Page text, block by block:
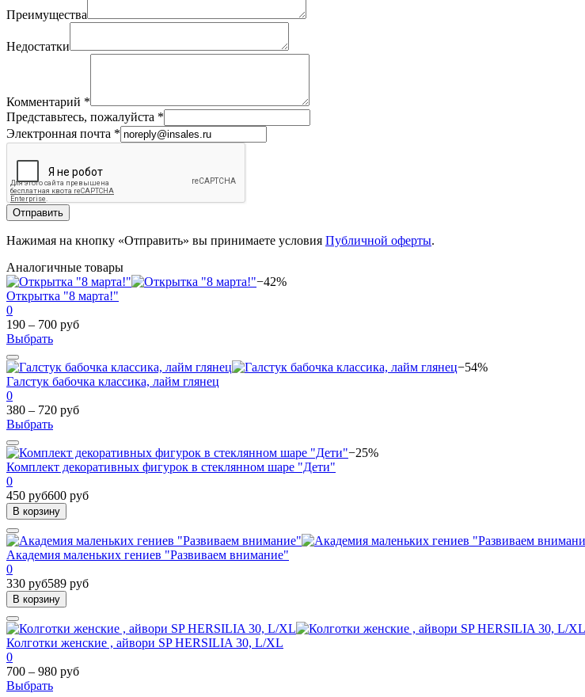
Преимущества
Недостатки
Комментарий *
Представьтесь, пожалуйста *
Электронная почта *
Отправить
Нажимая на кнопку «Отправить» вы принимаете условия Публичной оферты.
Аналогичные товары
−42%
Открытка "8 марта!"
0
190 – 700 руб
Выбрать
−54%
Галстук бабочка классика, лайм глянец
0
380 – 720 руб
Выбрать
−25%
Комплект декоративных фигурок в стеклянном шаре "Дети"
0
450 руб600 руб
В корзину
Академия маленьких гениев "Развиваем внимание"
0
330 руб589 руб
В корзину
Колготки женские , айвори SP HERSILIA 30, L/XL
0
700 – 980 руб
Выбрать